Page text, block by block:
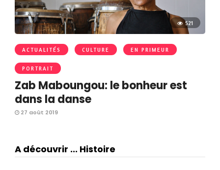
521
ACTUALITÉS CULTURE EN PRIMEUR
PORTRAIT
Zab Maboungou: le bonheur est
dans la danse
27 août 2019
A découvrir ... Histoire